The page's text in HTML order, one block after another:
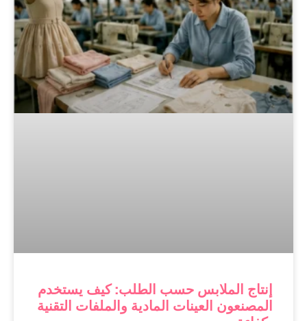
إنتاج الملابس حسب الطلب: كيف يستخدم
المصنعون العينات المادية والملفات التقنية